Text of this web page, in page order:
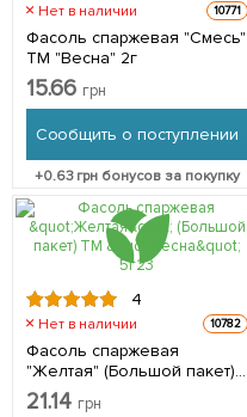
Нет в наличии 10771
Фасоль спаржевая "Смесь"
ТМ "Весна" 2г
15.66 грн
Сообщить о поступлении
+0.63грн бонусов за покупку
4
Нет в наличии 10782
Фасоль спаржевая
"Желтая" (Большой пакет)
ТМ "Весна" 5г
21.14 грн